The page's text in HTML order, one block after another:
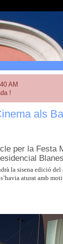
AM
!
als
per la Festa
la sisena edició
aturat amb